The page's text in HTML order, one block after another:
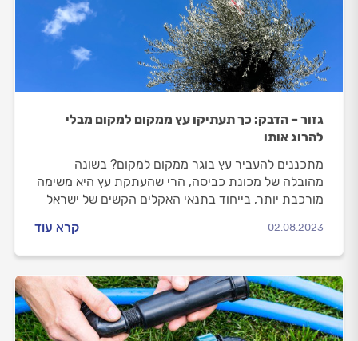
גזור – הדבק: כך תעתיקו עץ ממקום למקום מבלי
להרוג אותו
מתכננים להעביר עץ בוגר ממקום למקום? בשונה
מהובלה של מכונת כביסה, הרי שהעתקת עץ היא משימה
מורכבת יותר, בייחוד בתנאי האקלים הקשים של ישראל
שלכם ויאפשרו לו להיקלט בביתו החדש (כלומר, בחצר
02.08.2023 קרא עוד